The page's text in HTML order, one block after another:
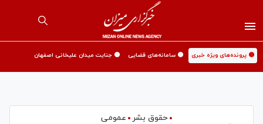
🟡 پرونده‌های ویژه خبری 🟡 سامانه‌های قضایی 🟡 جنایت میدان علیخانی اصفهان
حقوق بشر
عمومی